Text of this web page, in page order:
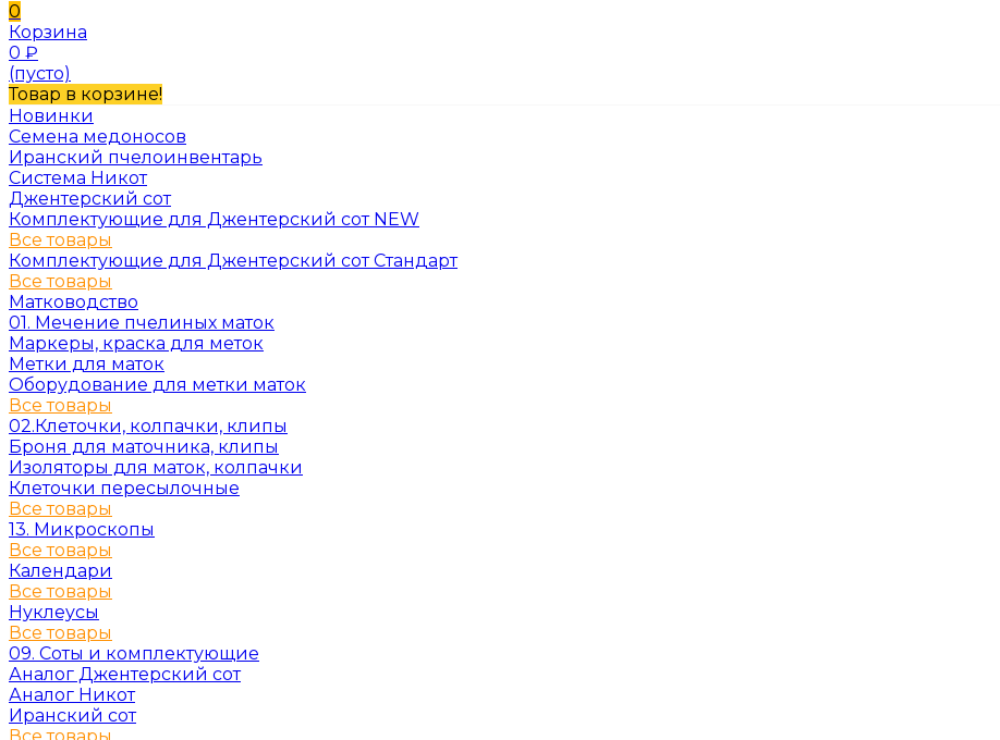
0
Корзина
0 ₽
(пусто)
Товар в корзине!
Новинки
Семена медоносов
Иранский пчелоинвентарь
Система Никот
Джентерский сот
Комплектующие для Джентерский сот NEW
Все товары
Комплектующие для Джентерский сот Стандарт
Все товары
Матководство
01. Мечение пчелиных маток
Маркеры, краска для меток
Метки для маток
Оборудование для метки маток
Все товары
02.Клеточки, колпачки, клипы
Броня для маточника, клипы
Изоляторы для маток, колпачки
Клеточки пересылочные
Все товары
13. Микроскопы
Все товары
Календари
Все товары
Нуклеусы
Все товары
09. Соты и комплектующие
Аналог Джентерский сот
Аналог Никот
Иранский сот